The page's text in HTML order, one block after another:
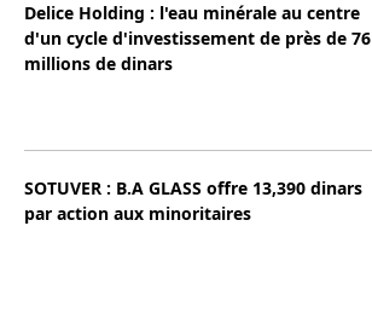
Delice Holding : l'eau minérale au centre
d'un cycle d'investissement de près de 76
millions de dinars
SOTUVER : B.A GLASS offre 13,390 dinars
par action aux minoritaires